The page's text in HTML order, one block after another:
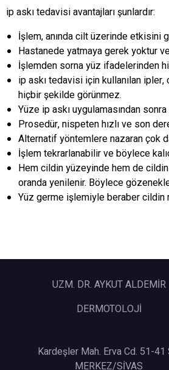
ip askı tedavisi avantajları şunlardır:
İşlem, anında cilt üzerinde etkisini
Hastanede yatmaya gerek yoktur
İşlemden sorna yüz ifadelerinden
ip askı tedavisi için kullanılan
hiçbir şekilde görünmez.
Yüze ip askı uygulamasından
Prosedür, nispeten hızlı ve son
Alternatif yöntemlere nazaran çok
İşlem tekrarlanabilir ve böylece
Hem cildin yüzeyinde hem de
oranda yenilenir. Böylece
Yüz germe işlemiyle beraber cildin
UZM. DR. AYKUT ALDEMİR
DERMOTOLOJİ
Kardeşler Mah. Erva Cd. 51-41
MERKEZ/SİVAS